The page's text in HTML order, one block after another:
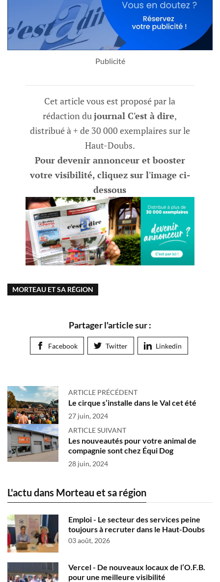
Publicité
Cet article vous est proposé par la
rédaction dujournal C'est à dire,
distribué à + de 30 000 exemplaires sur le
Haut-Doubs.
Pour devenir annonceur et booster
votre visibilité, cliquez sur l'image ci-
dessous
MORTEAU ET SA RÉGION
Partager l'article sur :
Facebook Twitter Linkedin
ARTICLE PRÉCÉDENT
Le cirque s’installe dans le Val cet été
27 juin, 2024
ARTICLE SUIVANT
Les nouveautés pour votre animal de
compagnie sont chez Équi Dog
28 juin, 2024
L'actu dans Morteau et sa région
Emploi - Le secteur des services peine
toujours à recruter dans le Haut-Doubs
03 août, 2026
Vercel - De nouveaux locaux de l’O.F.B.
pour une meilleure visibilité